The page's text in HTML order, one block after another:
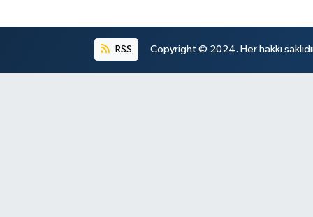
RSS Copyright © 2024. Her hakkı